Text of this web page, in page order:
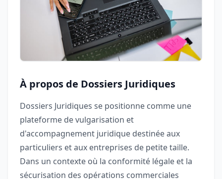
À propos de Dossiers Juridiques
Dossiers Juridiques se positionne comme une
plateforme de vulgarisation et
d'accompagnement juridique destinée aux
particuliers et aux entreprises de petite taille.
Dans un contexte où la conformité légale et la
sécurisation des opérations commerciales